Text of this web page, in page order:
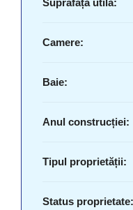
Suprafață utilă:
Camere:
Baie:
Anul construcției:
Tipul proprietății:
Status proprietate: